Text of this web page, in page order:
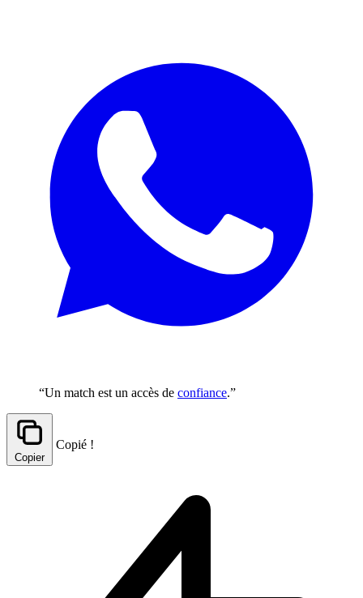
“Un match est un accès de confiance.”
Copier
Copié !